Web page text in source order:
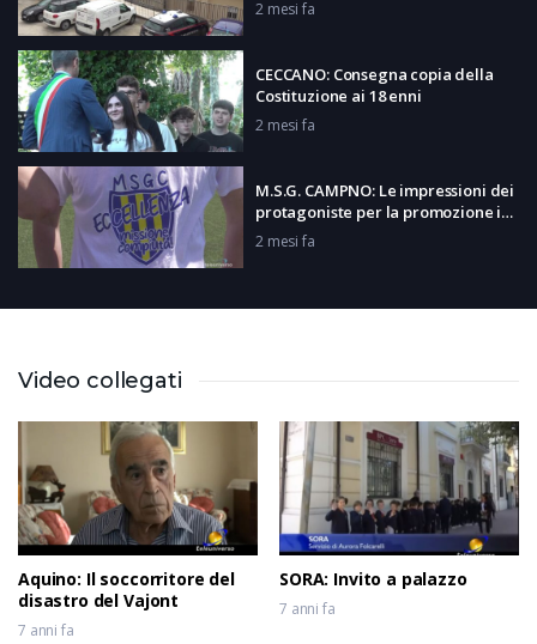
2 mesi fa
CECCANO: Consegna copia della
Costituzione ai 18 enni
2 mesi fa
M.S.G. CAMPNO: Le impressioni dei
protagoniste per la promozione in
Eccellenza
2 mesi fa
ARCE: Presentazione Sognando le
REGGIO EMILIA: Scudetto per il
Ferentino Calcio a 5
2 mesi fa
Video collegati
Aquino: Il soccorritore del
disastro del Vajont
7 anni fa
SORA: Invito a palazzo
7 anni fa